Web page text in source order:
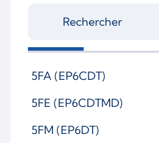
V76204558001
5FA (EP6CDT)
5FE (EP6CDTMD)
5FM (EP6DT)